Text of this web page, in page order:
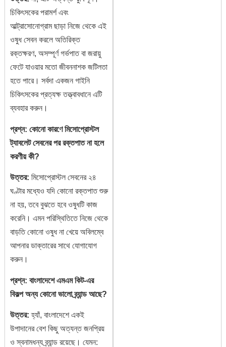
চিকিৎসকের পরামর্শ এবং
আল্ট্রাসোনোগ্রাম ছাড়া নিজে থেকে এই
ওষুধ সেবন করলে অতিরিক্ত
রক্তক্ষরণ, অসম্পূর্ণ গর্ভপাত বা জরায়ু
ফেটে যাওয়ার মতো জীবননাশক জটিলতা
হতে পারে। সর্বদা একজন গাইনি
চিকিৎসকের প্রত্যক্ষ তত্ত্বাবধানে এটি
ব্যবহার করুন।
প্রশ্ন: কোনো কারণে মিসোপ্রোস্টল
ট্যাবলেট সেবনের পর রক্তপাত না হলে
করণীয় কী?
উত্তর: মিসোপ্রোস্টল সেবনের ২৪
ঘণ্টার মধ্যেও যদি কোনো রক্তপাত শুরু
না হয়, তবে বুঝতে হবে ওষুধটি কাজ
করেনি। এমন পরিস্থিতিতে নিজে থেকে
বাড়তি কোনো ওষুধ না খেয়ে অবিলম্বে
আপনার ডাক্তারের সাথে যোগাযোগ
করুন।
প্রশ্ন: বাংলাদেশে এমএম কিট-এর
বিকল্প অন্য কোনো ভালো ব্র্যান্ড আছে?
উত্তর: হ্যাঁ, বাংলাদেশে একই
উপাদানের বেশ কিছু অত্যন্ত জনপ্রিয়
ও স্বনামধন্য ব্র্যান্ড রয়েছে। যেমন: